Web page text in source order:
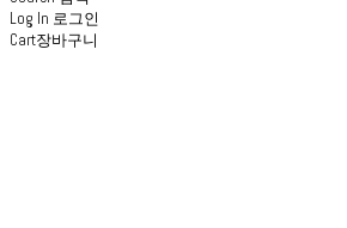
Log In 로그인
Cart장바구니